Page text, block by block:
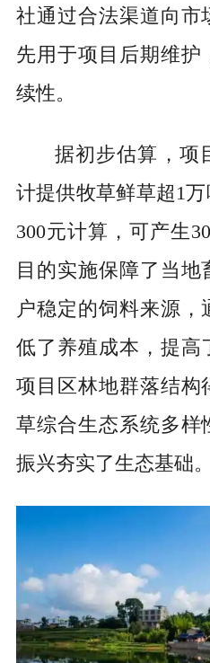
社通过合法渠道向市
先用于项目后期维护
续性。
据初步估算，项
计提供牧草鲜草超1
300元计算，可产生
目的实施保障了当地
户稳定的饲料来源
低了养殖成本，提高
项目区林地群落结构
草综合生态系统多样
振兴夯实了生态基础。